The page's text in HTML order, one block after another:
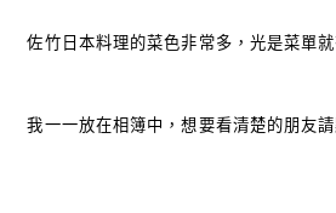
佐竹日本料理的菜色非常多，光是菜單
我一一放在相簿中，想要看清楚的朋友